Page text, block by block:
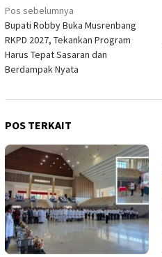
Navigasi
pos
Pos sebelumnya
Bupati Robby Buka Musrenbang
RKPD 2027, Tekankan Program
Harus Tepat Sasaran dan
Berdampak Nyata
POS TERKAIT